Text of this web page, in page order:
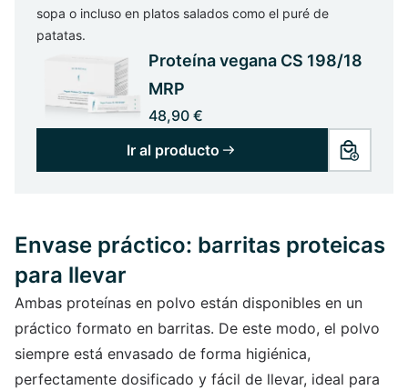
sopa o incluso en platos salados como el puré de
patatas.
Proteína vegana CS 198/18
MRP
48,90 €
Ir al producto
Envase práctico: barritas proteicas
para llevar
Ambas proteínas en polvo están disponibles en un
práctico formato en barritas. De este modo, el polvo
siempre está envasado de forma higiénica,
perfectamente dosificado y fácil de llevar, ideal para